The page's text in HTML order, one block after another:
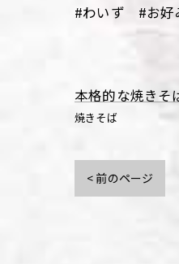
#わいず #お
本格的な焼きそ
焼きそば
< 前のページ